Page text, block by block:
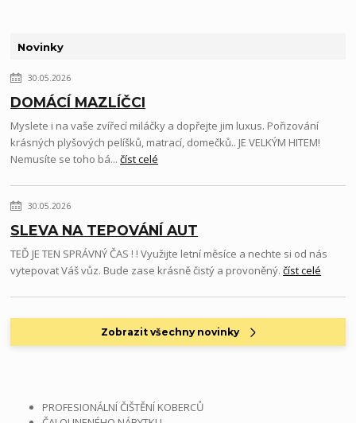
Novinky
30.05.2026
DOMÁCÍ MAZLÍČCI
Myslete i na vaše zvířecí miláčky a dopřejte jim luxus. Pořizování
krásných plyšových pelíšků, matrací, domečků.. JE VELKÝM HITEM!
Nemusíte se toho bá...číst celé
30.05.2026
SLEVA NA TEPOVÁNÍ AUT
TEĎ JE TEN SPRÁVNÝ ČAS ! ! Využijte letní měsíce a nechte si od nás
vytepovat Váš vůz. Bude zase krásně čistý a provoněný.číst celé
Zobrazit všechny novinky
PROFESIONÁLNÍ ČIŠTĚNÍ KOBERCŮ